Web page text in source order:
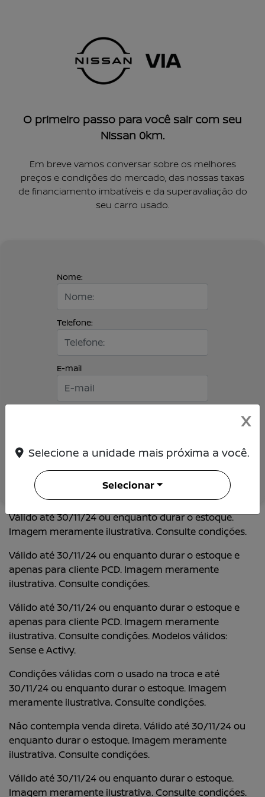
O primeiro passo para você sair com seu
Nissan 0km.
Em breve vamos conversar sobre os melhores
preços e condições do mercado, das nossas taxas
de financiamento imbatíveis e da superavaliação do
seu carro usado.
Nome:
Telefone:
E-mail
Válido até 30/11/24 ou enquanto durar o estoque.
Imagem meramente ilustrativa. Consulte condições.
Válido até 30/11/24 ou enquanto durar o estoque e
apenas para cliente PCD. Imagem meramente
ilustrativa. Consulte condições.
Válido até 30/11/24 ou enquanto durar o estoque e
apenas para cliente PCD. Imagem meramente
ilustrativa. Consulte condições. Modelos válidos:
Sense e Activy.
Condições válidas com o usado na troca e até
30/11/24 ou enquanto durar o estoque. Imagem
meramente ilustrativa. Consulte condições.
Não contempla venda direta. Válido até 30/11/24 ou
enquanto durar o estoque. Imagem meramente
ilustrativa. Consulte condições.
Válido até 30/11/24 ou enquanto durar o estoque.
Imagem meramente ilustrativa. Consulte condições.
X
Selecione a unidade mais próxima a você.
Selecionar